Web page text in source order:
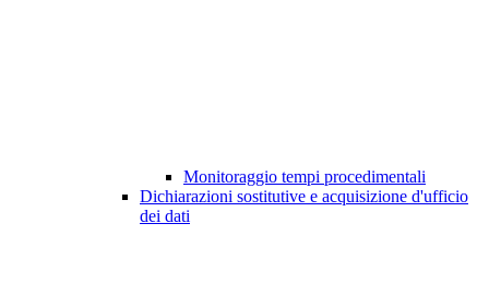
Monitoraggio tempi procedimentali
Dichiarazioni sostitutive e acquisizione d'ufficio
dei dati